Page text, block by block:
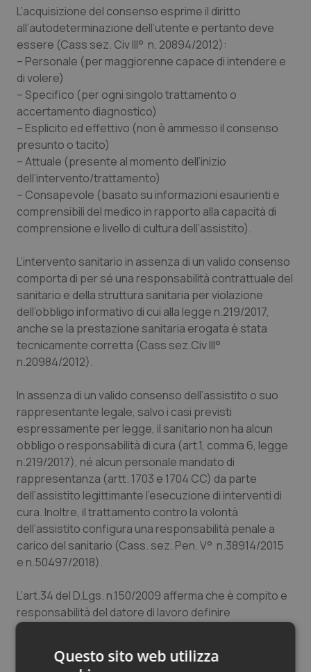
Rene & patologie urogenitali
Salute orale & impianti
Sangue & coagulazione
Tiroide
Tumore al seno
Tumore ovarico
Tumori gastrointestinali
Ulcera & Reflusso
Vaccini
L’acquisizione del consenso esprime il diritto
all’autodeterminazione dell’utente e pertanto deve
essere (Cass sez. Civ III° n. 20894/2012):
– Personale (per maggiorenne capace di intendere e
di volere)
– Specifico (per ogni singolo trattamento o
accertamento diagnostico)
– Esplicito ed effettivo (non è ammesso il consenso
presunto o tacito)
– Attuale (presente al momento dell’inizio
dell’intervento/trattamento)
– Consapevole (basato su informazioni esaurienti e
comprensibili del medico in rapporto alla capacità di
comprensione e livello di cultura dell’assistito).
L’intervento sanitario in assenza di un valido consenso
comporta di per sé una responsabilità contrattuale del
sanitario e della struttura sanitaria per violazione
dell’obbligo informativo di cui alla legge n.219/2017,
anche se la prestazione sanitaria erogata è stata
tecnicamente corretta (Cass sez.Civ III°
n.20984/2012).
In assenza di un valido consenso dell’assistito o suo
rappresentante legale, salvo i casi previsti
espressamente per legge, il sanitario non ha alcun
obbligo o responsabilità di cura (art.1, comma 6, legge
n.219/2017), né alcun personale mandato di
rappresentanza (artt. 1703 e 1704 CC) da parte
dell’assistito legittimante l’esecuzione di interventi di
cura. Inoltre, il trattamento contro la volontà
dell’assistito configura una responsabilità penale a
carico del sanitario (Cass. sez. Pen. V° n.38914/2015
e n.50497/2018).
L’art.34 del D.Lgs. n.150/2009 afferma che è compito e
responsabilità del datore di lavoro definire
l’organizzazione aziendale del lavoro. Essa va definita
dell’art.5 della legge n.24/2017 e della complessa
Questo sito web utilizza